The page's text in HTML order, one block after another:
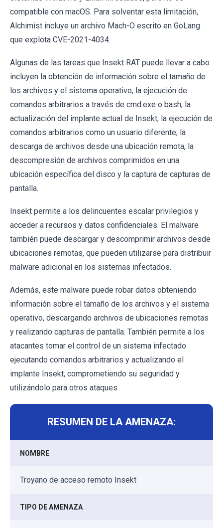
compatible con macOS. Para solventar esta limitación,
Alchimist incluye un archivo Mach-O escrito en GoLang
que explota CVE-2021-4034.
Algunas de las tareas que Insekt RAT puede llevar a cabo
incluyen la obtención de información sobre el tamaño de
los archivos y el sistema operativo, la ejecución de
comandos arbitrarios a través de cmd.exe o bash, la
actualización del implante actual de Insekt, la ejecución de
comandos arbitrarios como un usuario diferente, la
descarga de archivos desde una ubicación remota, la
descompresión de archivos comprimidos en una
ubicación específica del disco y la captura de capturas de
pantalla.
Insekt permite a los delincuentes escalar privilegios y
acceder a recursos y datos confidenciales. El malware
también puede descargar y descomprimir archivos desde
ubicaciones remotas, que pueden utilizarse para distribuir
malware adicional en los sistemas infectados.
Además, este malware puede robar datos obteniendo
información sobre el tamaño de los archivos y el sistema
operativo, descargando archivos de ubicaciones remotas
y realizando capturas de pantalla. También permite a los
atacantes tomar el control de un sistema infectado
ejecutando comandos arbitrarios y actualizando el
implante Insekt, comprometiendo su seguridad y
utilizándolo para otros ataques.
RESUMEN DE LA AMENAZA:
NOMBRE
Troyano de acceso remoto Insekt
TIPO DE AMENAZA